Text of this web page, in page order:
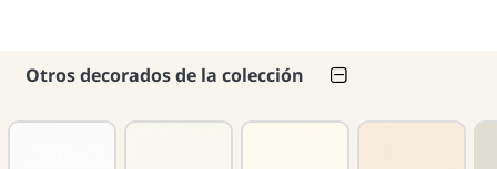
Otros decorados de la colección